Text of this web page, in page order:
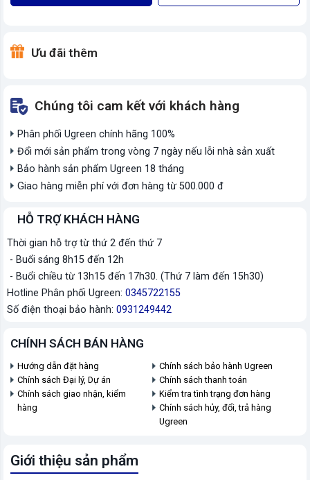
Ưu đãi thêm
Chúng tôi cam kết với khách hàng
Phân phối Ugreen chính hãng 100%
Đổi mới sản phẩm trong vòng 7 ngày nếu lỗi nhà sản xuất
Bảo hành sản phẩm Ugreen 18 tháng
Giao hàng miễn phí với đơn hàng từ 500.000 đ
HỖ TRỢ KHÁCH HÀNG
Thời gian hỗ trợ từ thứ 2 đến thứ 7
- Buổi sáng 8h15 đến 12h
- Buổi chiều từ 13h15 đến 17h30. (Thứ 7 làm đến 15h30)
Hotline Phân phối Ugreen: 0345722155
Số điện thoại bảo hành: 0931249442
CHÍNH SÁCH BÁN HÀNG
Hướng dẫn đặt hàng
Chính sách bảo hành Ugreen
Chính sách Đại lý, Dự án
Chính sách thanh toán
Chính sách giao nhận, kiểm
hàng
Kiểm tra tình trạng đơn hàng
Chính sách hủy, đổi, trả hàng
Ugreen
Giới thiệu sản phẩm